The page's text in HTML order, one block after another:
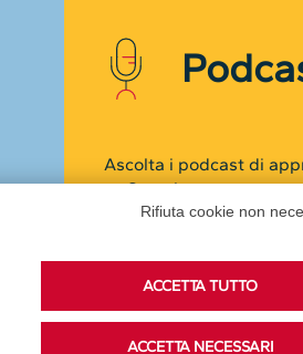
Ascolta i podcast di
su Spreaker.
Accedi alla sezione
Rifiuta cookie non
ACCETTA TUTTO
ACCETTA NECESSARI